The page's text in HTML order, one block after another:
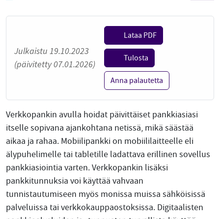
Julkaistu 19.10.2023
(päivitetty 07.01.2026)
Lataa PDF
Tulosta
Anna palautetta
Verkkopankin avulla hoidat päivittäiset pankkiasiasi
itselle sopivana ajankohtana netissä, mikä säästää
aikaa ja rahaa. Mobiilipankki on mobiililaitteelle eli
älypuhelimelle tai tabletille ladattava erillinen sovellus
pankkiasiointia varten. Verkkopankin lisäksi
pankkitunnuksia voi käyttää vahvaan
tunnistautumiseen myös monissa muissa sähköisissä
palveluissa tai verkkokauppaostoksissa. Digitaalisten